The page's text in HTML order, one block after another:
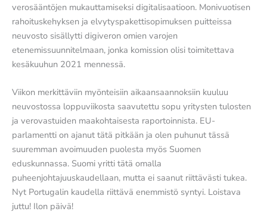
verosääntöjen mukauttamiseksi digitalisaatioon. Monivuotisen
rahoituskehyksen ja elvytyspakettisopimuksen puitteissa
neuvosto sisällytti digiveron omien varojen
etenemissuunnitelmaan, jonka komission olisi toimitettava
kesäkuuhun 2021 mennessä.
Viikon merkittäviin myönteisiin aikaansaannoksiin kuuluu
neuvostossa loppuviikosta saavutettu sopu yritysten tulosten
ja verovastuiden maakohtaisesta raportoinnista. EU-
parlamentti on ajanut tätä pitkään ja olen puhunut tässä
suuremman avoimuuden puolesta myös Suomen
eduskunnassa. Suomi yritti tätä omalla
puheenjohtajuuskaudellaan, mutta ei saanut riittävästi tukea.
Nyt Portugalin kaudella riittävä enemmistö syntyi. Loistava
juttu! Ilon päivä!